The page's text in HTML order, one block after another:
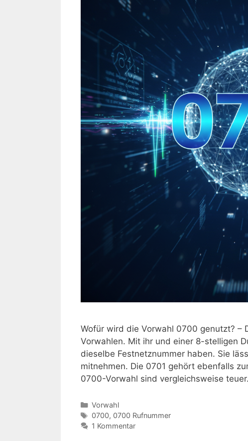
Wofür wird die Vorwahl 0700 genutzt? –
Vorwahlen. Mit ihr und einer 8-stelligen
dieselbe Festnetznummer haben. Sie
mitnehmen. Die 0701 gehört ebenfalls
0700-Vorwahl sind vergleichsweise
Kategorien
Vorwahl
Schlagwörter
0700, 0700 Rufnummer
1 Kommentar